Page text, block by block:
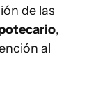
de las
,
al